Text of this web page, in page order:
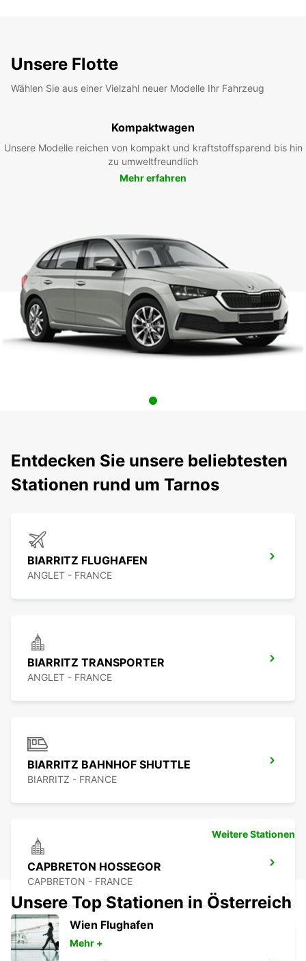
Unsere Flotte
Wählen Sie aus einer Vielzahl neuer Modelle Ihr Fahrzeug
Kompaktwagen
Unsere Modelle reichen von kompakt und kraftstoffsparend bis hin
zu umweltfreundlich
Mehr erfahren
Entdecken Sie unsere beliebtesten
Stationen rund um Tarnos
BIARRITZ FLUGHAFEN
ANGLET - FRANCE
BIARRITZ TRANSPORTER
ANGLET - FRANCE
BIARRITZ BAHNHOF SHUTTLE
BIARRITZ - FRANCE
CAPBRETON HOSSEGOR
CAPBRETON - FRANCE
Weitere Stationen
Unsere Top Stationen in Österreich
Wien Flughafen
Mehr +